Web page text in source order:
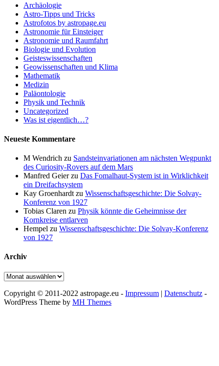
Archäologie
Astro-Tipps und Tricks
Astrofotos by astropage.eu
Astronomie für Einsteiger
Astronomie und Raumfahrt
Biologie und Evolution
Geisteswissenschaften
Geowissenschaften und Klima
Mathematik
Medizin
Paläontologie
Physik und Technik
Uncategorized
Was ist eigentlich…?
Neueste Kommentare
M Wendrich zu Sandsteinvariationen am nächsten Wegpunkt
des Curiosity-Rovers auf dem Mars
Manfred Geierzu Das Fomalhaut-System ist in Wirklichkeit
ein Dreifachsystem
Kay Groenhardt zu Wissenschaftsgeschichte: Die Solvay-
Konferenz von 1927
Tobias Claren zu Physik könnte die Geheimnisse der
Kornkreise entlarven
Hempel zu Wissenschaftsgeschichte: Die Solvay-Konferenz
von 1927
Archiv
Archiv
Copyright © 2011-2022 astropage.eu - Impressum | Datenschutz -
WordPress Theme by MH Themes